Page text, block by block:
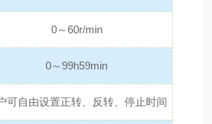
0～60r/min
0～99h59min
可自由设置正转、反转、停止时间